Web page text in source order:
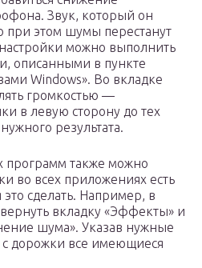
Звук, который он
при этом шумы перестанут
можно выполнить
описанными в пункте
Windows». Во вкладке
громкостью —
в левую сторону до тех
результата.
также можно
во всех приложениях есть
сделать. Например, в
вкладку «Эффекты» и
шума». Указав нужные
с дорожки все имеющиеся